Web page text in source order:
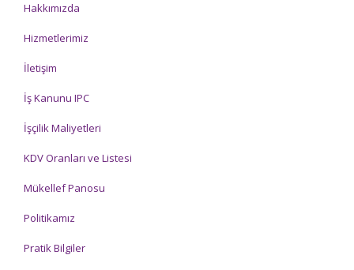
Hakkımızda
Hizmetlerimiz
İletişim
İş Kanunu IPC
İşçilik Maliyetleri
KDV Oranları ve Listesi
Mükellef Panosu
Politikamız
Pratik Bilgiler